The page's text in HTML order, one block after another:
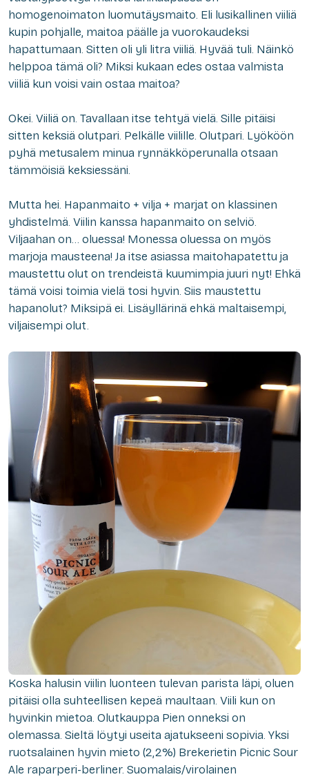
homogenoimaton luomutäysmaito. Eli lusikallinen viiliä
kupin pohjalle, maitoa päälle ja vuorokaudeksi
hapattumaan. Sitten oli yli litra viiliä. Hyvää tuli. Näinkö
helppoa tämä oli? Miksi kukaan edes ostaa valmista
viiliä kun voisi vain ostaa maitoa?
Okei. Viiliä on. Tavallaan itse tehtyä vielä. Sille pitäisi
sitten keksiä olutpari. Pelkälle viilille. Olutpari. Lyököön
pyhä metusalem minua rynnäkköperunalla otsaan
tämmöisiä keksiessäni.
Mutta hei. Hapanmaito + vilja + marjat on klassinen
yhdistelmä. Viilin kanssa hapanmaito on selviö.
Viljaahan on… oluessa! Monessa oluessa on myös
marjoja mausteena! Ja itse asiassa maitohapatettu ja
maustettu olut on trendeistä kuumimpia juuri nyt! Ehkä
tämä voisi toimia vielä tosi hyvin. Siis maustettu
hapanolut? Miksipä ei. Lisäyllärinä ehkä maltaisempi,
viljaisempi olut.
Koska halusin viilin luonteen tulevan parista läpi, oluen
pitäisi olla suhteellisen kepeä maultaan. Viili kun on
hyvinkin mietoa. Olutkauppa Pien onneksi on
olemassa. Sieltä löytyi useita ajatukseeni sopivia. Yksi
ruotsalainen hyvin mieto (2,2%) Brekerietin Picnic Sour
Ale raparperi-berliner. Suomalais/virolainen